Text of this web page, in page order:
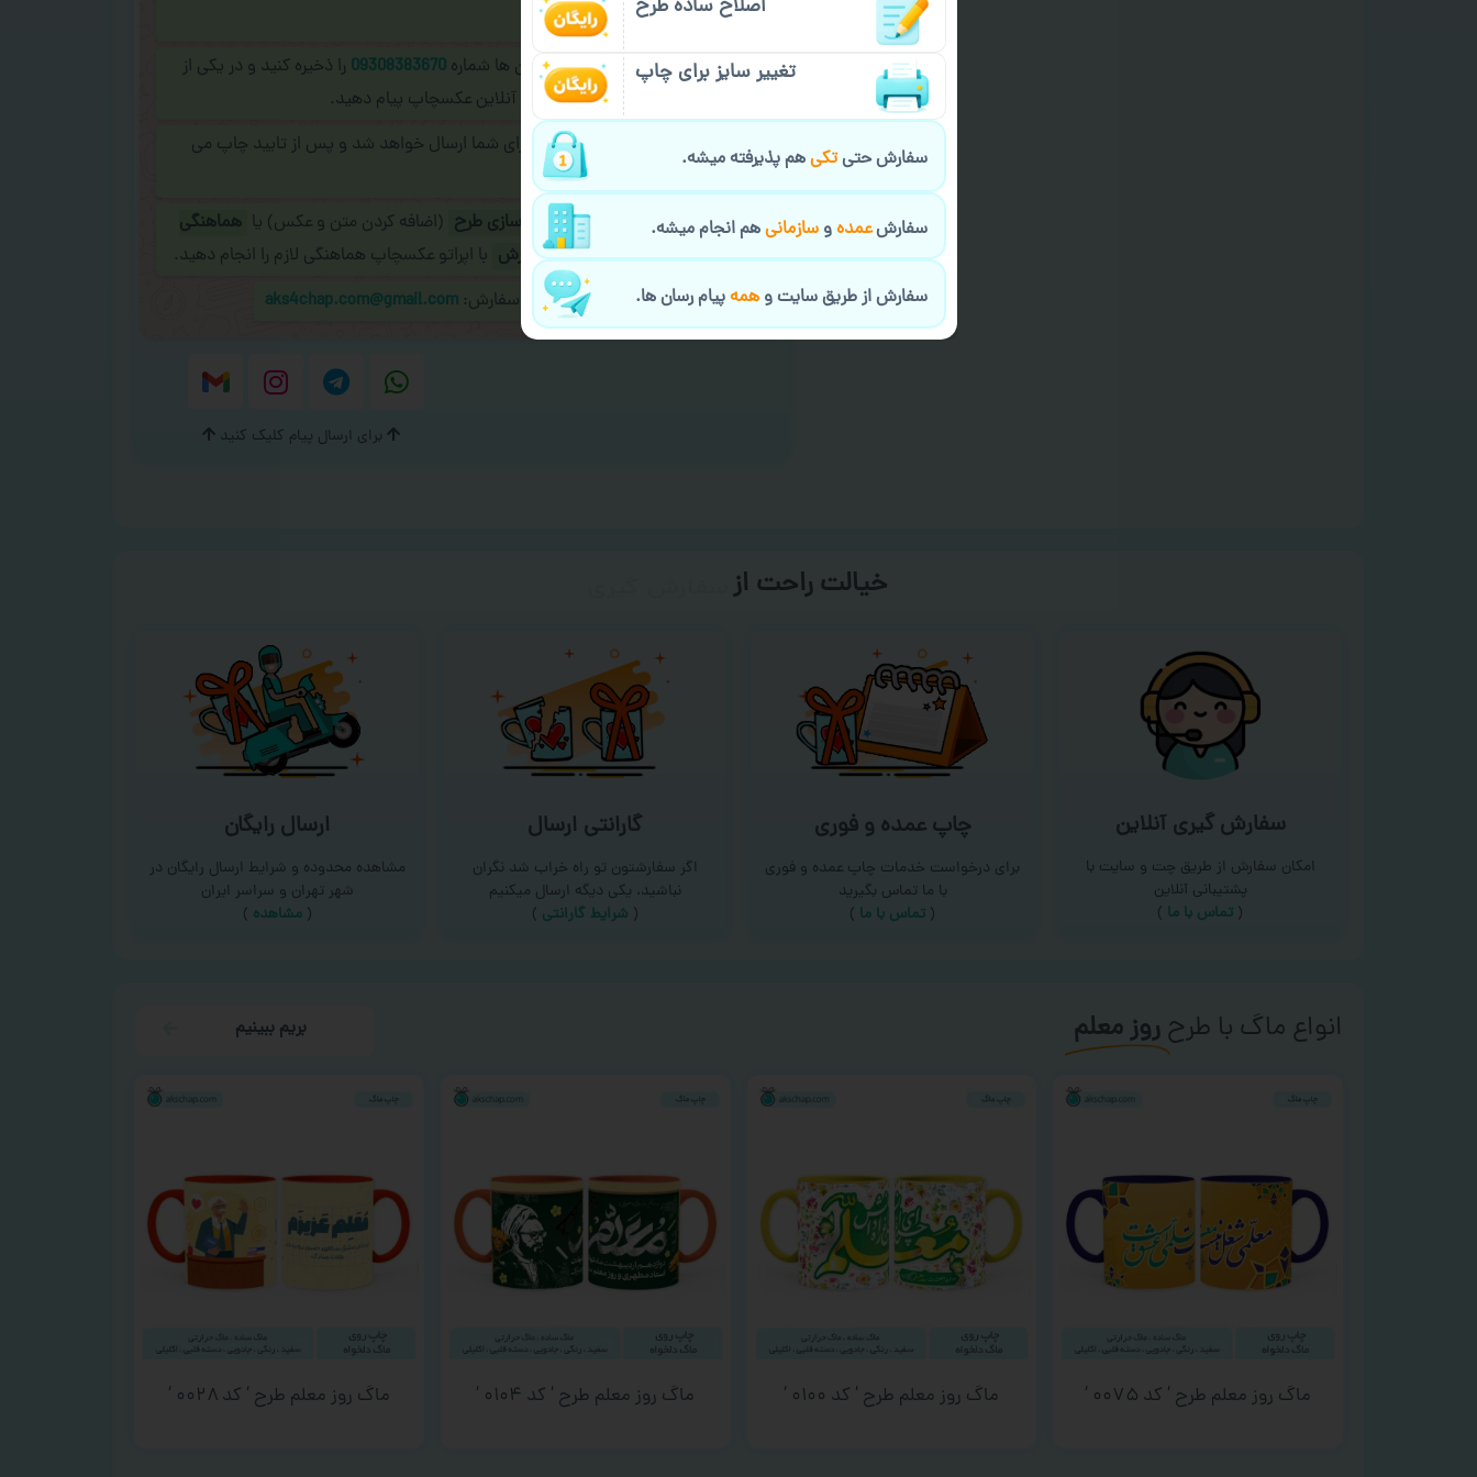
فرمایید.
برای ارسال پیام در پیام رسان ها شماره 09308383670 را ذخیره کنید و در یکی از
پیام رسان های زیر به اپراتور آنلاین عکسچاپ پیام دهید.
طراحی نهایی قبل از چاپ برای شما ارسال خواهد شد و پس از تایید چاپ می
در صورت نیاز به سفارشی سازی طرح (اضافه کردن متن و عکس) یا هماهنگی
ارسال و یا کادو کردن سفارش با اپراتو عکسچاپ هماهنگی لازم را انجام دهید.
ایمیل جهت ثبت یا پیگیری سفارش: aks4chap.com@gmail.com
برای ارسال پیام کلیک کنید
خیالت راحت از
سفارش گیری آنلاین
امکان سفارش از طریق چت و سایت با
پشتیبانی آنلاین
( تماس با ما‌ )
چاپ عمده و فوری
برای درخواست خدمات چاپ عمده و فوری
با ما تماس بگیرید
( تماس با ما )
گارانتی ارسال
اگر سفارشتون تو راه خراب شد نگران
نباشید، یکی دیگه ارسال میکنیم
( شرایط گارانتی )
ارسال رایگان
مشاهده محدوده و شرایط ارسال رایگان در
شهر تهران و سراسر ایران
(مشاهده )
انواع ماگ با طرحروز معلم بریم ببینیم
ماگ روز معلم طرح ‘ کد ۰۰۷۵ ‘ ماگ روز معلم طرح ‘ کد ۰۱۰۰ ‘ ماگ روز معلم طرح ‘ کد ۰۱۰۴ ‘ ماگ روز معلم طرح ‘ کد ۰۰۲۸ ‘
اصلاح ساده طرح
تغییر سایز برای چاپ
سفارش حتیتکیهم پذیرفته میشه.
سفارشعمدهوسازمانیهم انجام میشه.
سفارش از طریق سایت وهمهپیام رسان ها.